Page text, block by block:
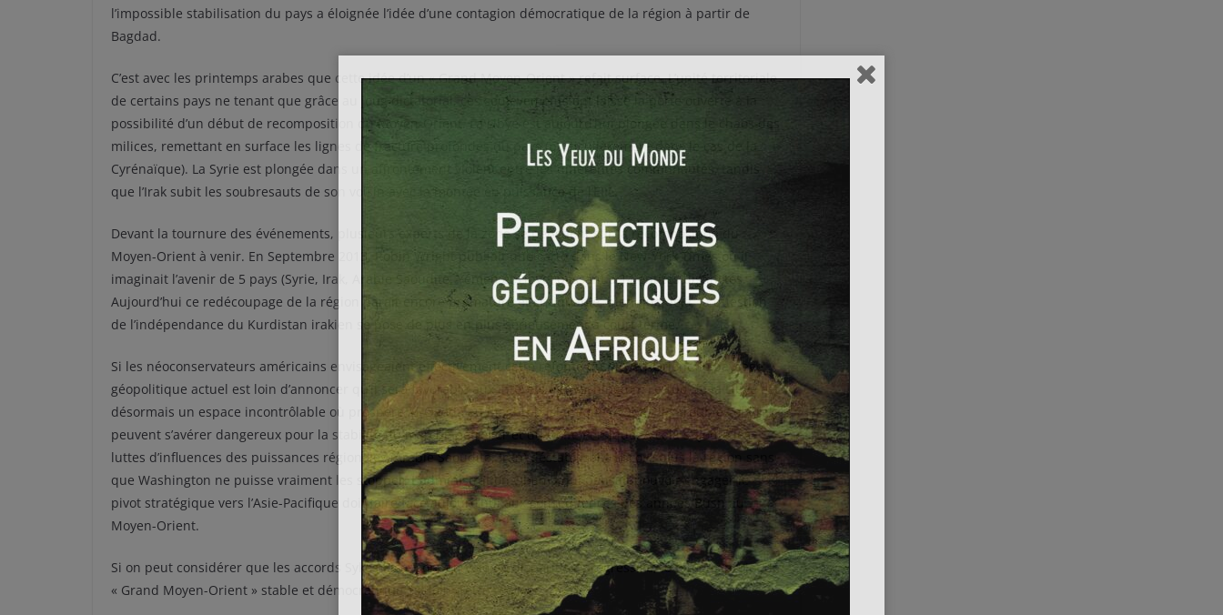
l’impossible stabilisation du pays a éloignée l’idée d’une contagion démocratique de la région à partir de
Bagdad.
C’est avec les printemps arabes que cette idée d’un « Grand Moyen-Orient » refait surface. L’unité territoriale
de certains pays ne tenant que grâce au joug dictatorial, ces soulèvements ont laissé la porte ouverte à la
possibilité d’un début de recomposition du Moyen-Orient. La Libye est aujourd’hui plongée dans le chaos des
milices, remettant en surface les lignes de fracture profondes du pays (particulièrement dans le cas de la
Cyrénaïque). La Syrie est plongée dans un affrontement violent entre les différentes communautés, tandis
que l’Irak subit les soubresauts de son voisin avec la montée en puissance de l’EIIL.
Devant la tournure des événements, plusieurs experts de la zone se penchent sur la recomposition du
Moyen-Orient à venir. En Septembre 2013, Robin Wright publiait une carte dans le New-York Times où il
imaginait l’avenir de 5 pays (Syrie, Irak, Arabie Saoudite, Yémen et Libye) passant à 14 entités distinctes.
Aujourd’hui ce redécoupage de la région parait encore prématuré et critiquable, bien que déjà, la question
de l’indépendance du Kurdistan irakien se pose de plus en plus sérieusement à court terme.
Si les néoconservateurs américains envisageaient effectivement cette refonte du Moyen-Orient, le paysage
géopolitique actuel est loin d’annoncer qu’il sera favorable aux intérêts de Washington. Le sud de la Libye est
désormais un espace incontrôlable où prospère Al-Qaeda au Maghreb Islamique (AQMI), les troubles en Irak
peuvent s’avérer dangereux pour la stabilité du marché pétrolier et du Golfe Persique. A cela s’ajoute les
luttes d’influences des puissances régionales (Arabie Saoudite, Iran) déstabilisant encore plus la région sans
que Washington ne puisse vraiment les stopper. L’administration Obama qui pensait pouvoir engager le
pivot stratégique vers l’Asie-Pacifique doit faire face aujourd’hui aux conséquences des années Bush au
Moyen-Orient.
Si on peut considérer que les accords Sykes-Picot sont en voie de disparition progressive, le fameux projet de
« Grand Moyen-Orient » stable et démocratique est loin d’être réalisé.